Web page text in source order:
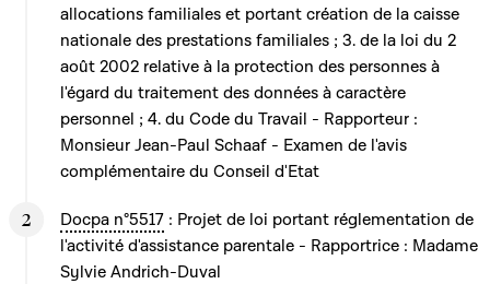
allocations familiales et portant création de la caisse
nationale des prestations familiales ; 3. de la loi du 2
août 2002 relative à la protection des personnes à
l'égard du traitement des données à caractère
personnel ; 4. du Code du Travail - Rapporteur :
Monsieur Jean-Paul Schaaf - Examen de l'avis
complémentaire du Conseil d'Etat
Docpa n°5517 : Projet de loi portant réglementation de
l'activité d'assistance parentale - Rapportrice : Madame
Sylvie Andrich-Duval